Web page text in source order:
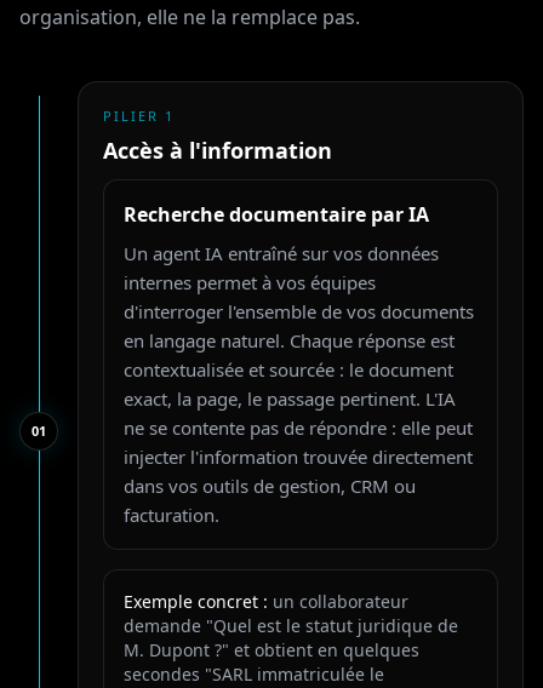
organisation, elle ne la remplace pas.
PILIER 1
Accès à l'information
Recherche documentaire par IA
Un agent IA entraîné sur vos données
internes permet à vos équipes
d'interroger l'ensemble de vos documents
en langage naturel. Chaque réponse est
contextualisée et sourcée : le document
exact, la page, le passage pertinent. L'IA
ne se contente pas de répondre : elle peut
injecter l'information trouvée directement
dans vos outils de gestion, CRM ou
facturation.
Exemple concret : un collaborateur
demande "Quel est le statut juridique de
M. Dupont ?" et obtient en quelques
secondes "SARL immatriculée le
01